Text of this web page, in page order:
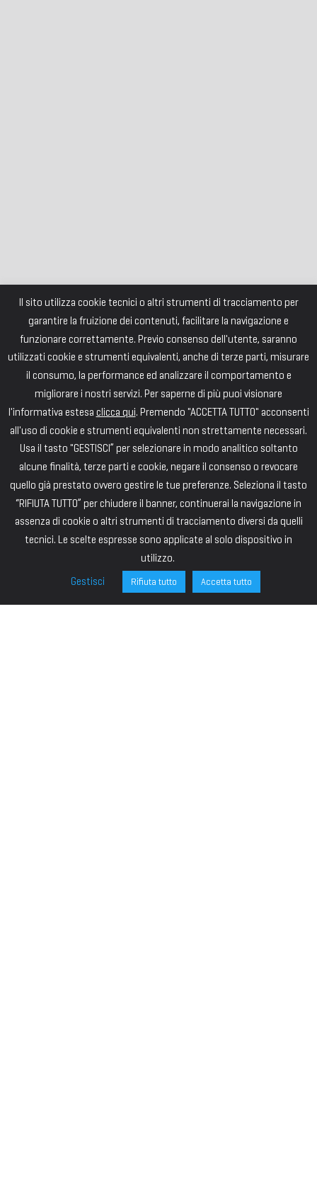
Il sito utilizza cookie tecnici o altri strumenti di tracciamento per
garantire la fruizione dei contenuti, facilitare la navigazione e
funzionare correttamente. Previo consenso dell'utente, saranno
utilizzati cookie e strumenti equivalenti, anche di terze parti, misurare
il consumo, la performance ed analizzare il comportamento e
migliorare i nostri servizi. Per saperne di più puoi visionare
l'informativa estesa clicca qui. Premendo "ACCETTA TUTTO" acconsenti
all'uso di cookie e strumenti equivalenti non strettamente necessari.
Usa il tasto "GESTISCI” per selezionare in modo analitico soltanto
alcune finalità, terze parti e cookie, negare il consenso o revocare
quello già prestato ovvero gestire le tue preferenze. Seleziona il tasto
“RIFIUTA TUTTO” per chiudere il banner, continuerai la navigazione in
assenza di cookie o altri strumenti di tracciamento diversi da quelli
tecnici. Le scelte espresse sono applicate al solo dispositivo in
utilizzo.
Gestisci
Rifiuta tutto Accetta tutto